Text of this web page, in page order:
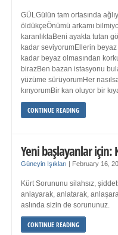
GÜLGülün tam ortasında
öldükçeÖnümü arkamı
karanlıktaBeni ayakta tutan
kadar seviyorumEllerin
kadar beyaz olmasından
birazBen bazan istasyonu
yüzüme sürüyorumHer
kırıyorumBir kan oluyor bir
CONTINUE READING
Yeni başlayanlar için:
Güneyin Işıkları February 16,
Kürt Sorununu silahsız,
anlayarak, anlatarak,
aslında sizin de sorununuz.
CONTINUE READING